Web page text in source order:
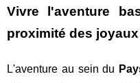
Vivre l'aventure
proximité des
L'aventure au sein du